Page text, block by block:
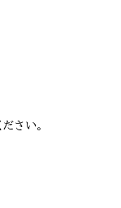
さい。